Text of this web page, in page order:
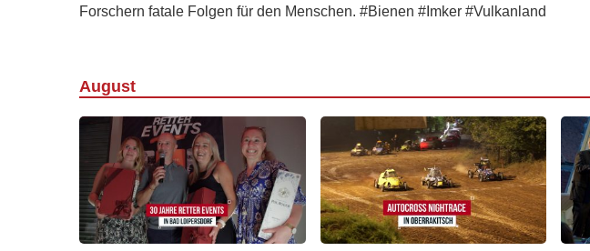
Forschern fatale Folgen für den Menschen. #Bienen #Imker #Vulkanland
August